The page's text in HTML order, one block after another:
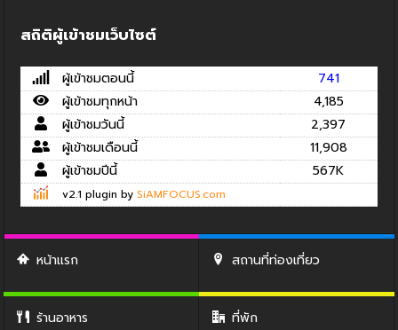
สถิติผู้เข้าชมเว็บไซต์
ผู้เข้าชมตอนนี้
741
ผู้เข้าชมทุกหน้า
4,185
ผู้เข้าชมวันนี้
2,397
ผู้เข้าชมเดือนนี้
11,908
ผู้เข้าชมปีนี้
567K
v2.1 plugin by SiAMFOCUS.com
หน้าแรก สถานที่ท่องเที่ยว
ร้านอาหาร ที่พัก